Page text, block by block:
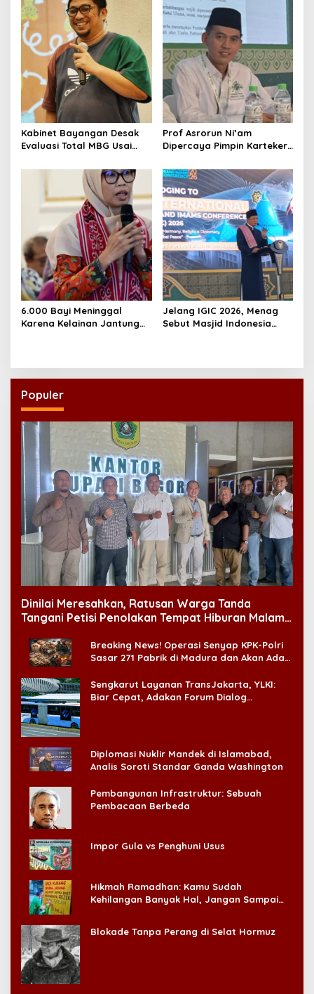
Kabinet Bayangan Desak
Evaluasi Total MBG Usai
Massal
Prof Asrorun Ni’am
Dipercaya Pimpin Karteker
Regenerasi Kepemimpinan
NU
6.000 Bayi Meninggal
Karena Kelainan Jantung
Jelang IGIC 2026, Menag
Sebut Masjid Indonesia
Populer
Dinilai Meresahkan, Ratusan Warga Tanda
Tangani Petisi Penolakan Tempat Hiburan Malam
Breaking News! Operasi Senyap KPK-Polri
Sasar 271 Pabrik di Madura dan Akan Ada
Sengkarut Layanan TransJakarta, YLKI:
Biar Cepat, Adakan Forum Dialog
Diplomasi Nuklir Mandek di Islamabad,
Analis Soroti Standar Ganda Washington
Pembangunan Infrastruktur: Sebuah
Pembacaan Berbeda
Impor Gula vs Penghuni Usus
Hikmah Ramadhan: Kamu Sudah
Kehilangan Banyak Hal, Jangan Sampai
Blokade Tanpa Perang di Selat Hormuz